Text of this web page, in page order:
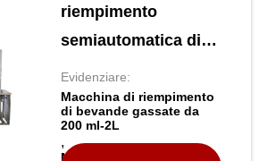
riempimento
semiautomatica di
bevande gassate
200ml-2L
Evidenziare:
Macchina di riempimento
di bevande gassate da
200 ml-2L
,
Macchine